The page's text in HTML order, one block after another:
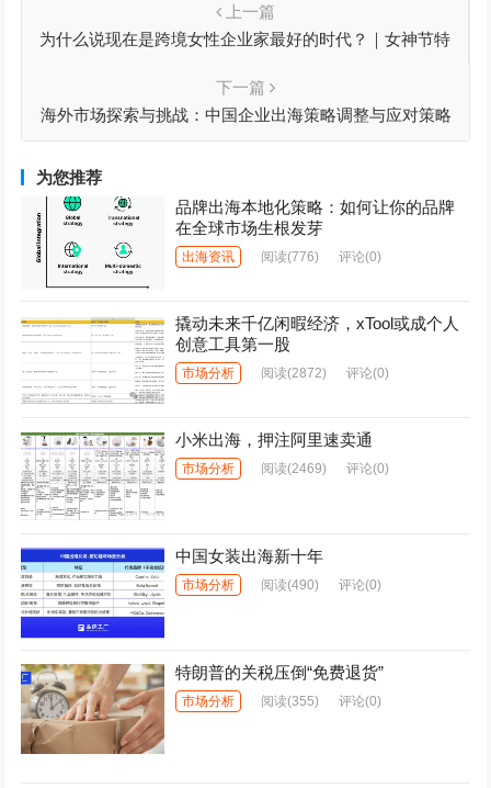
上一篇
为什么说现在是跨境女性企业家最好的时代？｜女神节特
下一篇
海外市场探索与挑战：中国企业出海策略调整与应对策略
为您推荐
品牌出海本地化策略：如何让你的品牌
在全球市场生根发芽
出海资讯 阅读(776) 评论(0)
撬动未来千亿闲暇经济，xTool或成个人
创意工具第一股
市场分析 阅读(2872) 评论(0)
小米出海，押注阿里速卖通
市场分析 阅读(2469) 评论(0)
中国女装出海新十年
市场分析 阅读(490) 评论(0)
特朗普的关税压倒“免费退货”
市场分析 阅读(355) 评论(0)